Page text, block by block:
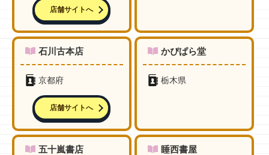
店舗サイトへ
石川古本店
京都府
店舗サイトへ
かぴぱら堂
栃木県
五十嵐書店 睡西書屋